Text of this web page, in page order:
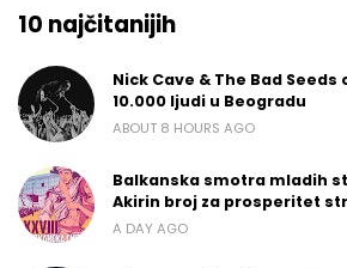
10 najčitanijih
Nick Cave & The Bad
10.000 ljudi u Beogradu
ABOUT 8 HOURS AGO
Balkanska smotra mladih
Akirin broj za prosperitet
A DAY AGO